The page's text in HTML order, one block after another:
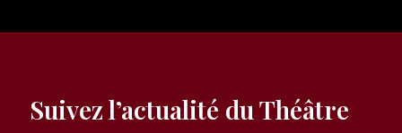
Suivez l’actualité du Théâtre